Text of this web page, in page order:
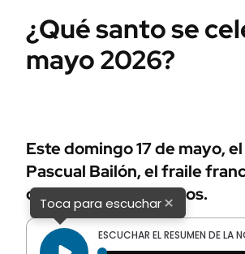
¿Qué santo se
mayo 2026?
Este domingo 17 de mayo,
Pascual Bailón, el fraile
congresos eucarísticos.
Toca para escuchar×
ESCUCHAR EL RESUMEN DE LA